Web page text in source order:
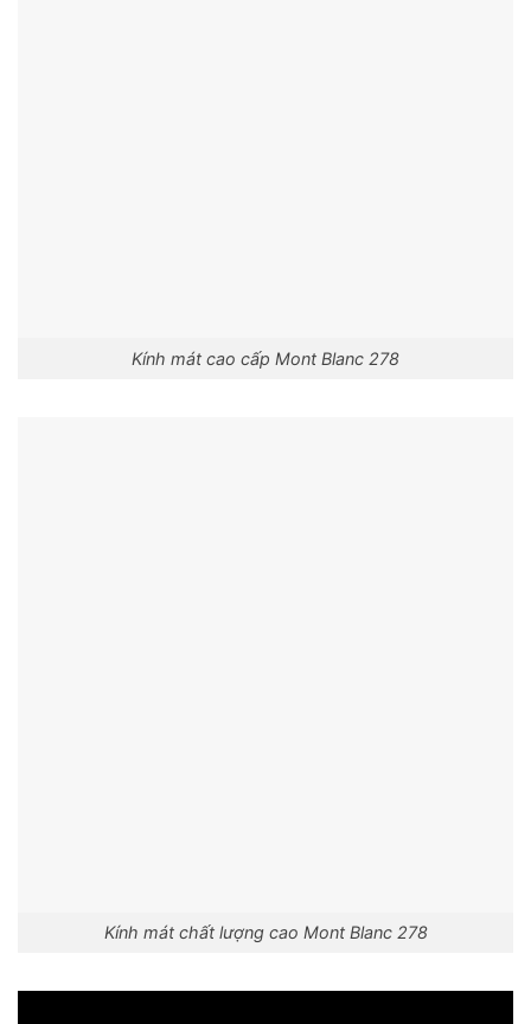
Kính mát cao cấp Mont Blanc 278
Kính mát chất lượng cao Mont Blanc 278